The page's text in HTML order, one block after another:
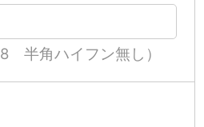
半角ハイフン無し）